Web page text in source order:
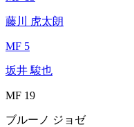
藤川 虎太朗
MF 5
坂井 駿也
MF 19
ブルーノ ジョゼ